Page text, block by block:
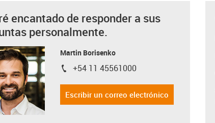
encantado de responder a sus
personalmente.
Martin Borisenko
igus-icon-phone
+54 11 45561000
Escribir un correo electrónico